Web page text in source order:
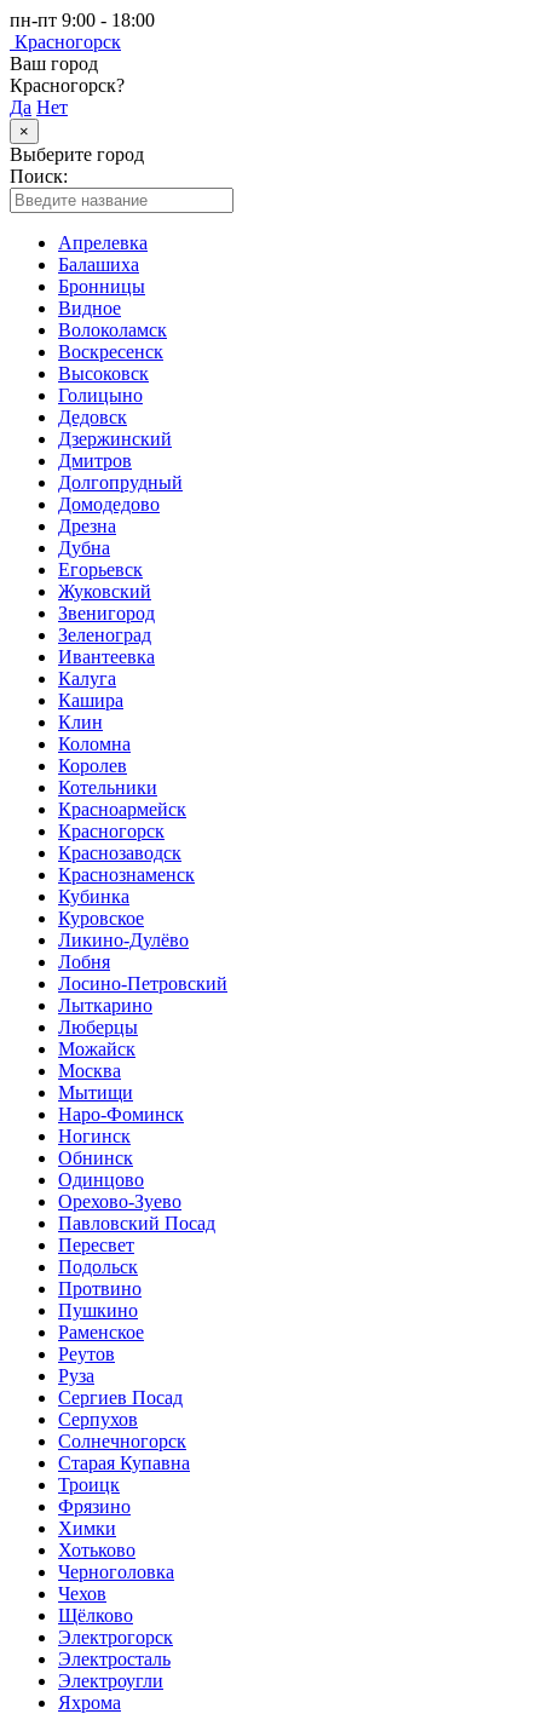
пн-пт 9:00 - 18:00
Красногорск
Ваш город
Красногорск?
Да Нет
×
Выберите город
Поиск:
Апрелевка
Балашиха
Бронницы
Видное
Волоколамск
Воскресенск
Высоковск
Голицыно
Дедовск
Дзержинский
Дмитров
Долгопрудный
Домодедово
Дрезна
Дубна
Егорьевск
Жуковский
Звенигород
Зеленоград
Ивантеевка
Калуга
Кашира
Клин
Коломна
Королев
Котельники
Красноармейск
Красногорск
Краснозаводск
Краснознаменск
Кубинка
Куровское
Ликино-Дулёво
Лобня
Лосино-Петровский
Лыткарино
Люберцы
Можайск
Москва
Мытищи
Наро-Фоминск
Ногинск
Обнинск
Одинцово
Орехово-Зуево
Павловский Посад
Пересвет
Подольск
Протвино
Пушкино
Раменское
Реутов
Руза
Сергиев Посад
Серпухов
Солнечногорск
Старая Купавна
Троицк
Фрязино
Химки
Хотьково
Черноголовка
Чехов
Щёлково
Электрогорск
Электросталь
Электроугли
Яхрома